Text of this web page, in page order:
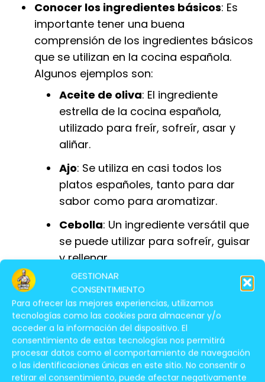
GESTIONAR
CONSENTIMIENTO
Para ofrecer las mejores experiencias, utilizamos
tecnologías como las cookies para almacenar y/o
acceder a la información del dispositivo. El
consentimiento de estas tecnologías nos permitirá
procesar datos como el comportamiento de navegación
o las identificaciones únicas en este sitio. No consentir o
retirar el consentimiento, puede afectar negativamente
Conocer los ingredientes básicos: Es
importante tener una buena
comprensión de los ingredientes básicos
que se utilizan en la cocina española.
Algunos ejemplos son:
Aceite de oliva: El ingrediente
estrella de la cocina española,
utilizado para freír, sofreír, asar y
aliñar.
Ajo: Se utiliza en casi todos los
platos españoles, tanto para dar
sabor como para aromatizar.
Cebolla: Un ingrediente versátil que
se puede utilizar para sofreír, guisar
y rellenar.
Tomate: Base de muchas salsas y
guisos españoles, como el
gazpachoo lasalsa de tomate
Pimiento: Disponibles en rojo, verde
y amarillo, se utilizan para sofreír,
asar y rellenar.